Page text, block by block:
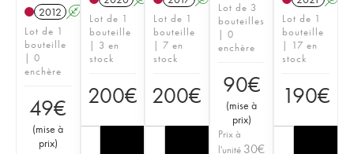
2012 A
Lot de 1
bouteille
| 0
enchère
49€
(mise à
prix)
Lot de 1
bouteille
| 3 en
stock
200€
Lot de 1
bouteille
| 7 en
stock
200€
Lot de 3
bouteilles
| 0
enchère
90€
(mise à
prix)
Prix à
l'unité 30€
Lot de 1
bouteille
| 17 en
stock
190€